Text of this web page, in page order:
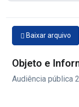
Baixar arquivo
Objeto e
Audiência pública